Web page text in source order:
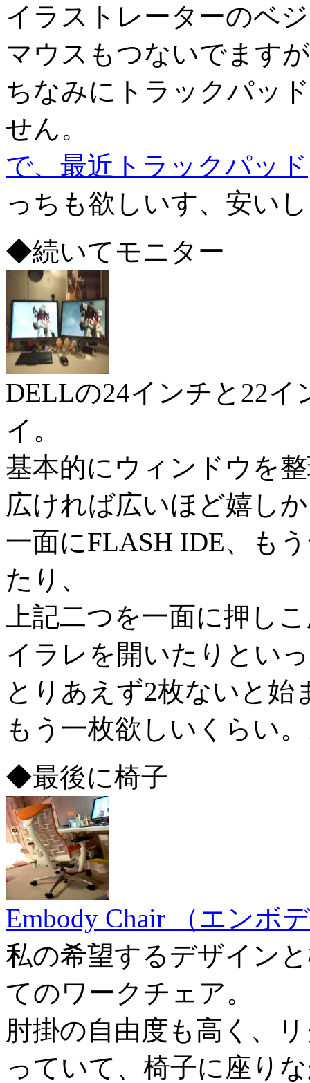
イラストレーターのベ
マウスもつないでます
ちなみにトラックパッ
せん。
で、最近トラックパッド
っちも欲しいす、安い
◆続いてモニター
DELLの24インチと22
イ。
基本的にウィンドウを
広ければ広いほど嬉し
一面にFLASH IDE、も
たり、
上記二つを一面に押し
イラレを開いたりとい
とりあえず2枚ないと始
もう一枚欲しいくらい
◆最後に椅子
Embody Chair （エンボ
私の希望するデザイン
てのワークチェア。
肘掛の自由度も高く、
っていて、椅子に座り